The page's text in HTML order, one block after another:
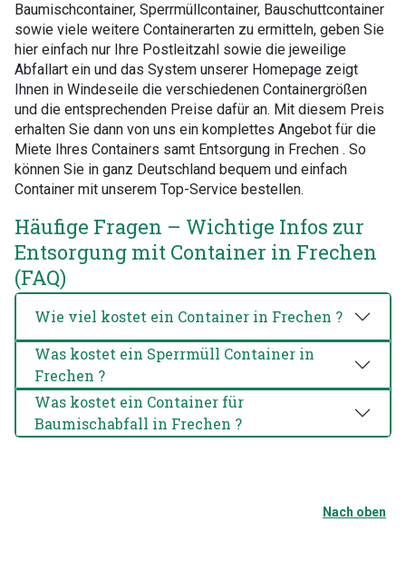
Baumischcontainer, Sperrmüllcontainer, Bauschuttcontainer
sowie viele weitere Containerarten zu ermitteln, geben Sie
hier einfach nur Ihre Postleitzahl sowie die jeweilige
Abfallart ein und das System unserer Homepage zeigt
Ihnen in Windeseile die verschiedenen Containergrößen
und die entsprechenden Preise dafür an. Mit diesem Preis
erhalten Sie dann von uns ein komplettes Angebot für die
Miete Ihres Containers samt Entsorgung in Frechen . So
können Sie in ganz Deutschland bequem und einfach
Container mit unserem Top-Service bestellen.
Häufige Fragen – Wichtige Infos zur
Entsorgung mit Container in Frechen
(FAQ)
Wie viel kostet ein Container in Frechen ?
Was kostet ein Sperrmüll Container in
Frechen ?
Was kostet ein Container für
Baumischabfall in Frechen ?
Nach oben